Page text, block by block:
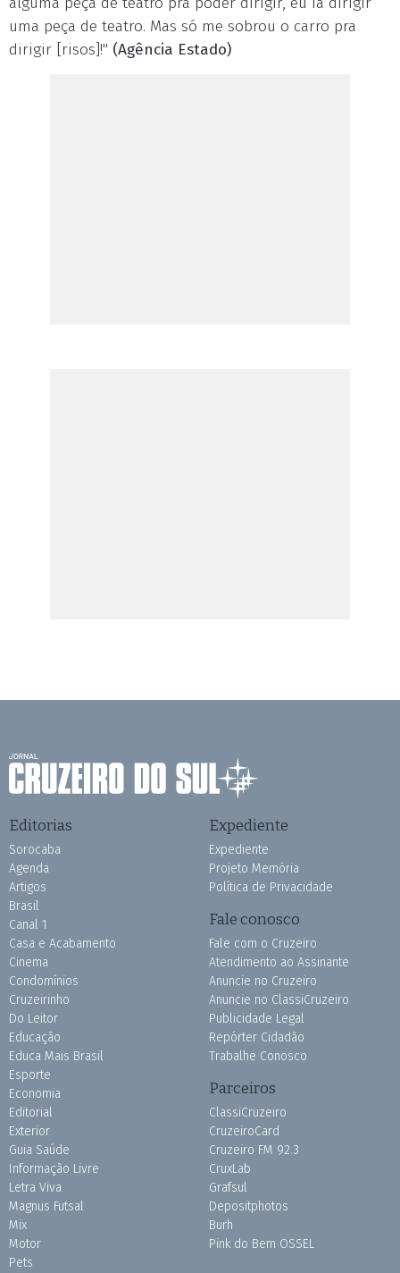
uma peça de teatro. Mas só me sobrou o carro pra
dirigir [risos]!" (Agência Estado)
Editorias
Sorocaba
Agenda
Artigos
Brasil
Canal 1
Casa e Acabamento
Cinema
Condomínios
Cruzeirinho
Do Leitor
Educação
Educa Mais Brasil
Esporte
Economia
Editorial
Exterior
Guia Saúde
Informação Livre
Letra Viva
Magnus Futsal
Mix
Motor
Pets
Expediente
Expediente
Projeto Memória
Política de Privacidade
Fale conosco
Fale com o Cruzeiro
Atendimento ao Assinante
Anuncie no Cruzeiro
Anuncie no ClassiCruzeiro
Publicidade Legal
Repórter Cidadão
Trabalhe Conosco
Parceiros
ClassiCruzeiro
CruzeiroCard
Cruzeiro FM 92.3
CruxLab
Grafsul
Depositphotos
Burh
Pink do Bem OSSEL